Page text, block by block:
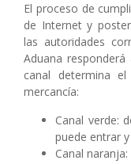
El proceso de
de Internet y
las autoridades
Aduana
canal determina
mercancía:
Canal verde:
puede entrar
Canal